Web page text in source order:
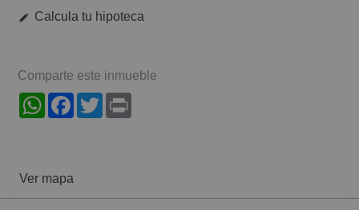
Calcula tu hipoteca
Comparte este inmueble
WhatsAppFacebook
Twitter
Ver mapa